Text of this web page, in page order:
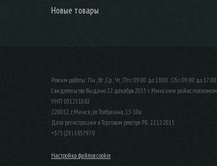
Новые товары
Режим работы: Пн , Вт , Ср , Чт , Пт c 09:00 до 18:00 ; Сб c 09:00 до 17:00
Свидетельство Выдано 22 декабря 2015 г. Минским райисполкомом
УНП 101251082
220012, г.Минск, ул.Толбухина, 13-10а
Дата регистрации в Торговом реестре РБ: 22.12.2015
+375 (29) 5857978
Настройка файлов cookie